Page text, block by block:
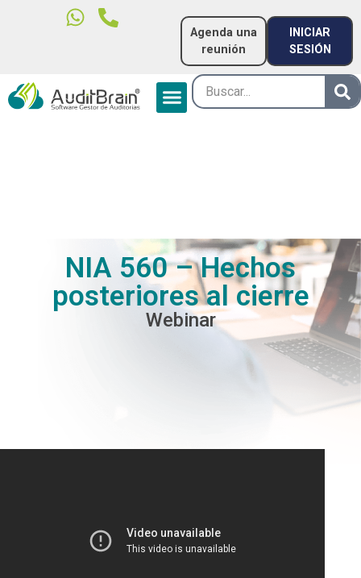
Agenda una
reunión
INICIAR
SESIÓN
NIA 560 – Hechos
posteriores al cierre
Webinar